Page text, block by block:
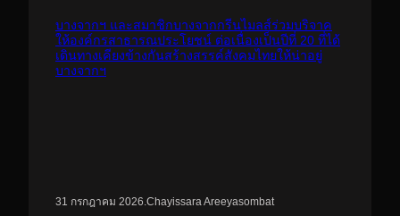
บางจากฯ และสมาชิกบางจากกรีนไมลส์ร่วมบริจาค
ให้องค์กรสาธารณประโยชน์ ต่อเนื่องเป็นปีที่ 20 ที่ได้
เดินทางเคียงข้างกันสร้างสรรค์สังคมไทยให้น่าอยู่
บางจากฯ
31 กรกฎาคม 2026.Chayissara Areeyasombat